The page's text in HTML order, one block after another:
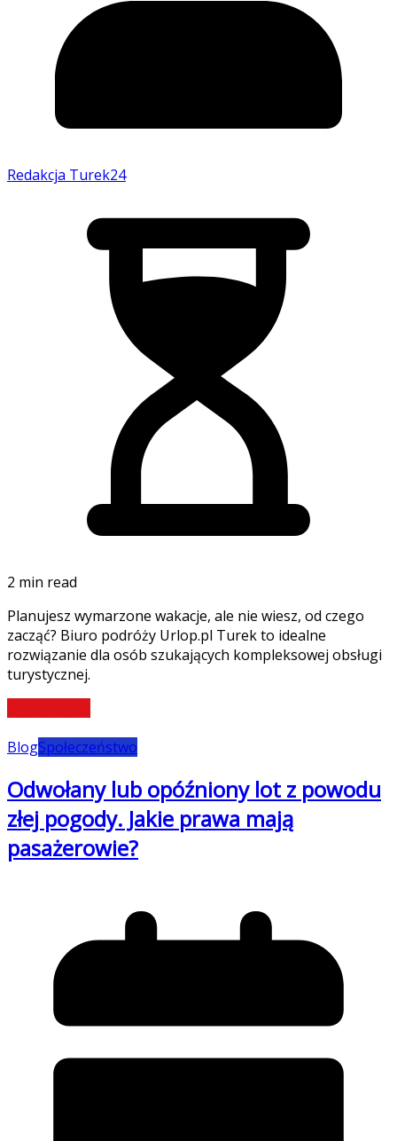
Redakcja Turek24
2 min read
Planujesz wymarzone wakacje, ale nie wiesz, od czego
zacząć? Biuro podróży Urlop.pl Turek to idealne
rozwiązanie dla osób szukających kompleksowej obsługi
turystycznej.
BlogSpołeczeństwo
Odwołany lub opóźniony lot z powodu
złej pogody. Jakie prawa mają
pasażerowie?